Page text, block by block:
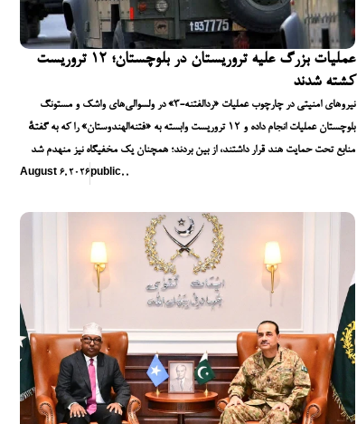
عملیات بزرگ علیه تروریستان در بلوچستان؛ ۱۲ تروریست
کشته شدند
نیروهای امنیتی در چارچوب عملیات «ردالفتنه-۳» در ولسوالی‌های واشک و مستونگ
بلوچستان عملیات انجام داده و ۱۲ تروریست وابسته به «فتنه‌الهندوستان» را که به گفتهٔ
منابع تحت حمایت هند قرار داشتند، از بین بردند؛ همچنان یک مخفیگاه نیز منهدم شد
August 6, 2026 public, ,